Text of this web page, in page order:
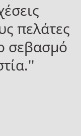
πελάτες
σεβασμό